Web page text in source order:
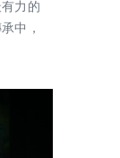
力的
中，